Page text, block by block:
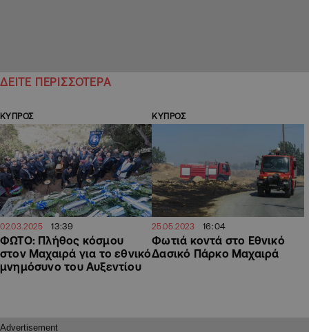
ΔΕΙΤΕ ΠΕΡΙΣΣΟΤΕΡΑ
ΚΥΠΡΟΣ
02.03.2025 13:39
ΦΩΤΟ: Πλήθος κόσμου
στον Μαχαιρά για το εθνικό
μνημόσυνο του Αυξεντίου
ΚΥΠΡΟΣ
25.05.2023 16:04
Φωτιά κοντά στο Εθνικό
Δασικό Πάρκο Μαχαιρά